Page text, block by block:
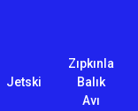
Jetski
Zıpkınla
Balık
Avı